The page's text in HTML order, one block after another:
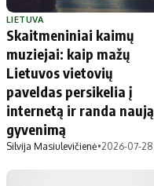
LIETUVA
Skaitmeniniai kaimų
muziejai: kaip mažų
Lietuvos vietovių
paveldas persikelia į
internetą ir randa naują
gyvenimą
Silvija Masiulevičienė•2026-07-28